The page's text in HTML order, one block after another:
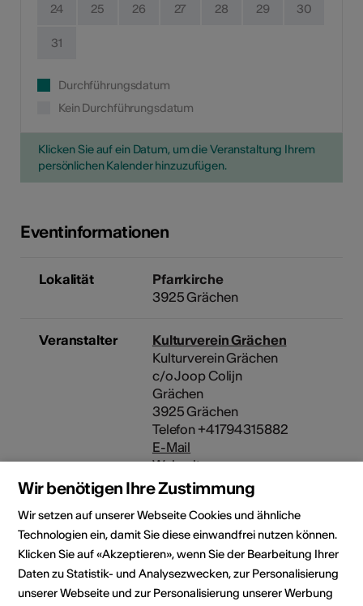
24 25 26 27 28 29 30
31
Durchführungsdatum
Kein Durchführungsdatum
Klicken Sie auf ein Datum, um die Veranstaltung Ihrem
persönlichen Kalender hinzuzufügen.
Eventinformationen
Lokalität
Pfarrkirche
3925 Grächen
Veranstalter
Kulturverein Grächen
Kulturverein Grächen
c/o Joop Colijn
Grächen
3925 Grächen
Telefon +41794315882
E-Mail
Webseite
Rubrik
Art der Veranstaltung
Konzert
Veranstaltungsort
Wir benötigen Ihre Zustimmung
Wir setzen auf unserer Webseite Cookies und ähnliche
Technologien ein, damit Sie diese einwandfrei nutzen können.
Klicken Sie auf «Akzeptieren», wenn Sie der Bearbeitung Ihrer
Daten zu Statistik- und Analysezwecken, zur Personalisierung
unserer Webseite und zur Personalisierung unserer Werbung